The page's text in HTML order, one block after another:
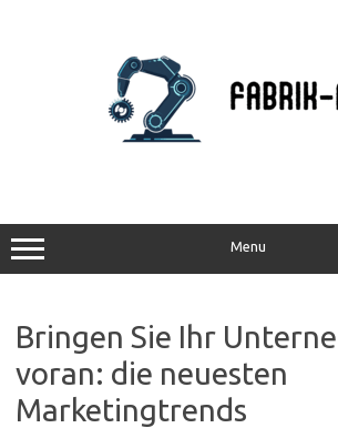
Menu
Bringen Sie Ihr
voran: die neuesten
Marketingtrends